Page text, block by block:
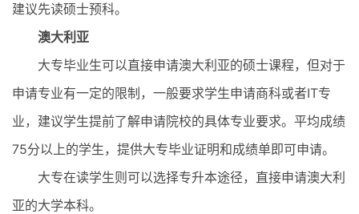
建议先读硕士预科。
澳大利亚
大专毕业生可以直接申请澳大利亚的硕士课程，但对于
申请专业有一定的限制，一般要求学生申请商科或者IT专
业，建议学生提前了解申请院校的具体专业要求。平均成绩
75分以上的学生，提供大专毕业证明和成绩单即可申请。
大专在读学生则可以选择专升本途径，直接申请澳大利
亚的大学本科。